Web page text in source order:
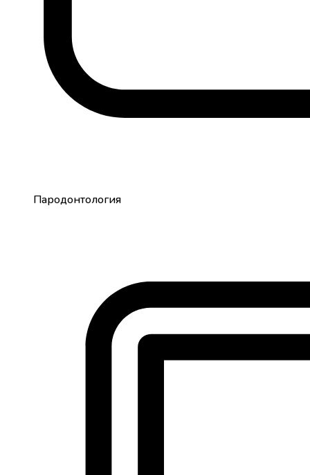
Пародонтология